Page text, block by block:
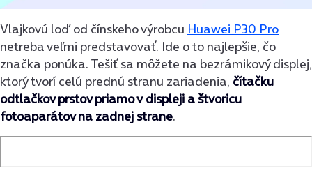
Vlajkovú loď od čínskeho výrobcu Huawei P30 Pro
netreba veľmi predstavovať. Ide o to najlepšie, čo
značka ponúka. Tešiť sa môžete na bezrámikový displej,
ktorý tvorí celú prednú stranu zariadenia, čítačku
odtlačkov prstov priamo v displeji a štvoricu
fotoaparátov na zadnej strane.